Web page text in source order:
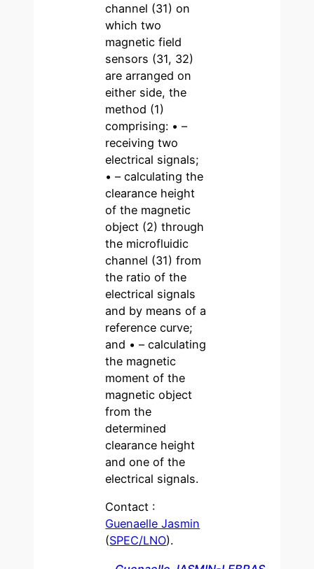
channel (31) on
which two
magnetic field
sensors (31, 32)
are arranged on
either side, the
method (1)
comprising: • –
receiving two
electrical signals;
• – calculating the
clearance height
of the magnetic
object (2) through
the microfluidic
channel (31) from
the ratio of the
electrical signals
and by means of a
reference curve;
and • – calculating
the magnetic
moment of the
magnetic object
from the
determined
clearance height
and one of the
electrical signals.
Contact :
Guenaelle Jasmin
(SPEC/LNO).